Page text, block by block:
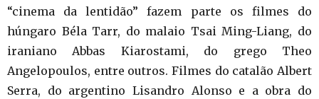
“cinema da lentidão” fazem parte os filmes do
húngaro Béla Tarr, do malaio Tsai Ming-Liang, do
iraniano Abbas Kiarostami, do grego Theo
Angelopoulos, entre outros. Filmes do catalão Albert
Serra, do argentino Lisandro Alonso e a obra do